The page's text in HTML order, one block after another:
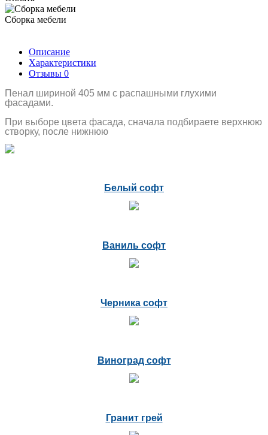
Сборка мебели
Описание
Характеристики
Отзывы 0
Пенал шириной 405 мм с распашными глухими
фасадами.
При выборе цвета фасада, сначала подбираете верхнюю
створку, после нижнюю
Белый софт
Ваниль софт
Черника софт
Виноград софт
Гранит грей